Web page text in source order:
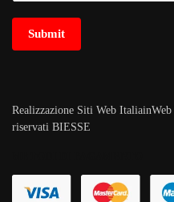
Submit
Realizzazione Siti Web ItaliainWeb
riservati BIESSE